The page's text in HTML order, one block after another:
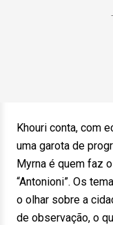
Khouri conta, com
uma garota de
Myrna é quem faz
“Antonioni”. Os
o olhar sobre a
de observação, o